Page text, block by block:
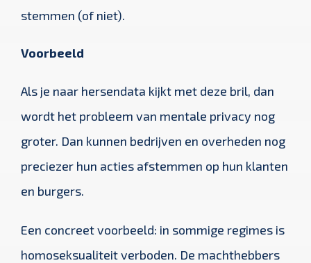
stemmen (of niet).
Voorbeeld
Als je naar hersendata kijkt met deze bril, dan
wordt het probleem van mentale privacy nog
groter. Dan kunnen bedrijven en overheden nog
preciezer hun acties afstemmen op hun klanten
en burgers.
Een concreet voorbeeld: in sommige regimes is
homoseksualiteit verboden. De machthebbers